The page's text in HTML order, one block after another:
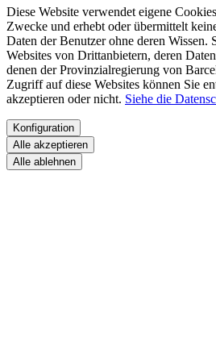
Diese Website verwendet eigene
Zwecke und erhebt oder übermittelt
Daten der Benutzer ohne deren Wissen.
Websites von Drittanbietern, deren
denen der Provinzialregierung von
Zugriff auf diese Websites können Sie
akzeptieren oder nicht. Siehe die
Konfiguration
Alle akzeptieren
Alle ablehnen